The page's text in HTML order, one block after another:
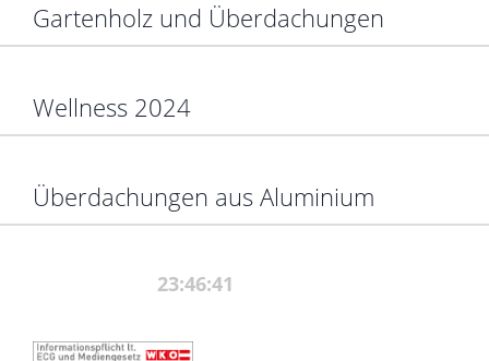
Gartenholz und Überdachungen
Wellness 2024
Überdachungen aus Aluminium